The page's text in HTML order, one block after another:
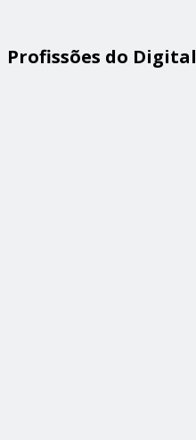
Profissões do Digital